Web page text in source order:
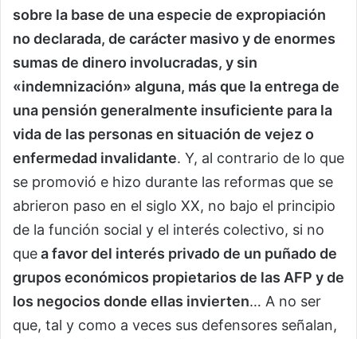
sobre la base de una especie de expropiación
no declarada, de carácter masivo y de enormes
sumas de dinero involucradas, y sin
«indemnización» alguna, más que la entrega de
una pensión generalmente insuficiente para la
vida de las personas en situación de vejez o
enfermedad invalidante. Y, al contrario de lo que
se promovió e hizo durante las reformas que se
abrieron paso en el siglo XX, no bajo el principio
de la función social y el interés colectivo, si no
quea favor del interés privado de un puñado de
grupos económicos propietarios de las AFP y de
los negocios donde ellas invierten… A no ser
que, tal y como a veces sus defensores señalan,